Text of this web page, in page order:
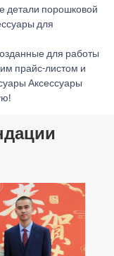
детали порошковой
для
для работы
прайс-листом и
Аксессуары